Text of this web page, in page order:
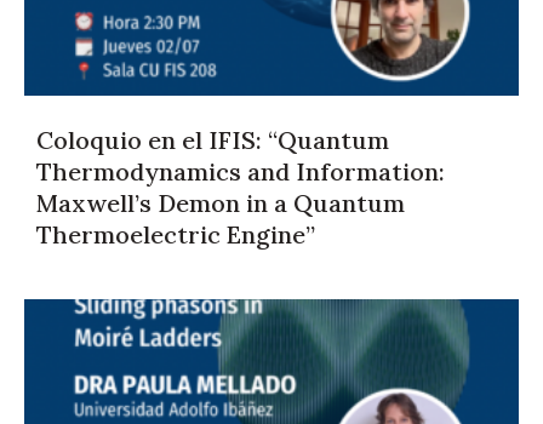
Coloquio en el IFIS: “Quantum
Thermodynamics and Information:
Maxwell’s Demon in a Quantum
Thermoelectric Engine”